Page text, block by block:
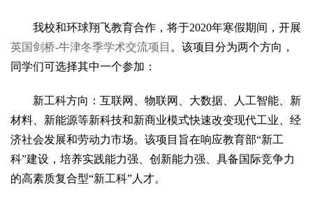
我校和环球翔飞教育合作，将于2020年寒假期间，开展
英国剑桥-牛津冬季学术交流项目 。该项目分为两个方向，
同学们可选择其中一个参加：
新工科方向：互联网、物联网、大数据、人工智能、新
材料、新能源等新科技和新商业模式快速改变现代工业、经
济社会发展和劳动力市场。该项目旨在响应教育部“新工
科”建设，培养实践能力强、创新能力强、具备国际竞争力
的高素质复合型“新工科”人才。